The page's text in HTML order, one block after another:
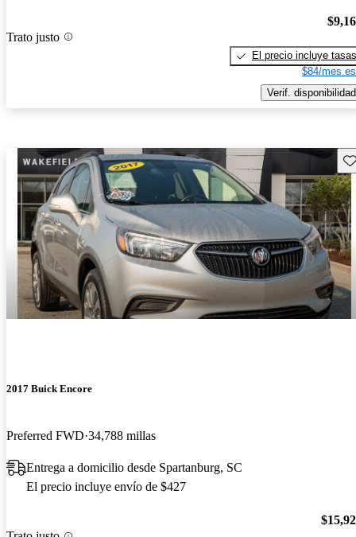
Trato justo
El precio incluye tasas
$84/mes
Verif. disponibilidad
2017 Buick Encore
Preferred FWD 34,788 millas
Entrega a domicilio desde Spartanburg, SC
El precio incluye envío de $427